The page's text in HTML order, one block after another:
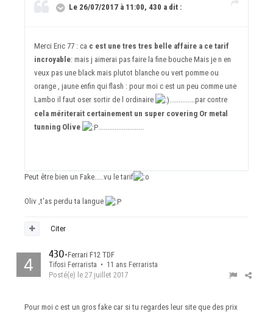
Le 26/07/2017 à 11:00, 430 a dit :
Merci Eric 77 : ca c est une tres tres belle affaire a ce tarif
incroyable: mais j aimerai pas faire la fine bouche Mais je n en
veux pas une black mais plutot blanche ou vert pomme ou
orange , jaune enfin qui flash : pour moi c est un peu comme une
Lambo il faut oser sortir de l ordinaire
..............par contre
cela mériterait certainement un super covering Or metal
tunning Olive
.........................
Peut être bien un Fake.....vu le tarif
Oliv ,t'as perdu ta langue
Citer
430•Ferrari F12 TDF
Tifosi Ferrarista • 11 ans Ferrarista
Posté(e) le 27 juillet 2017
Pour moi c est un gros fake car si tu regardes leur site que des prix